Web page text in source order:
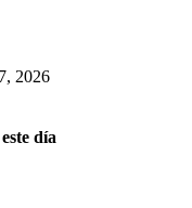
2026
día